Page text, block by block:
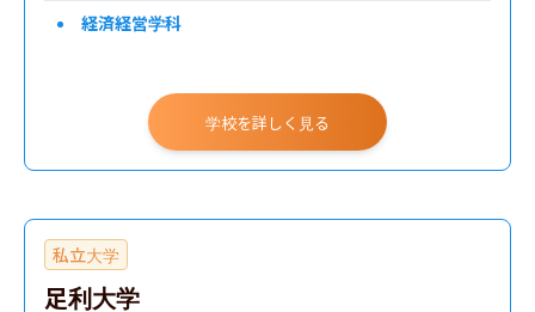
経済経営学科
学校を詳しく見る
私立大学
足利大学